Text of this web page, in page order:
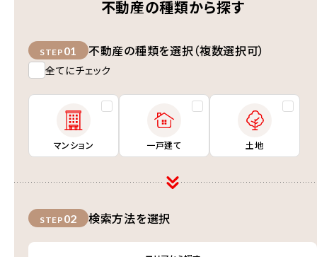
不動産の種類から探す
STEP 01 不動産の種類を選択（複数選択可）
全てにチェック
マンション 一戸建て 土地
STEP 02 検索方法を選択